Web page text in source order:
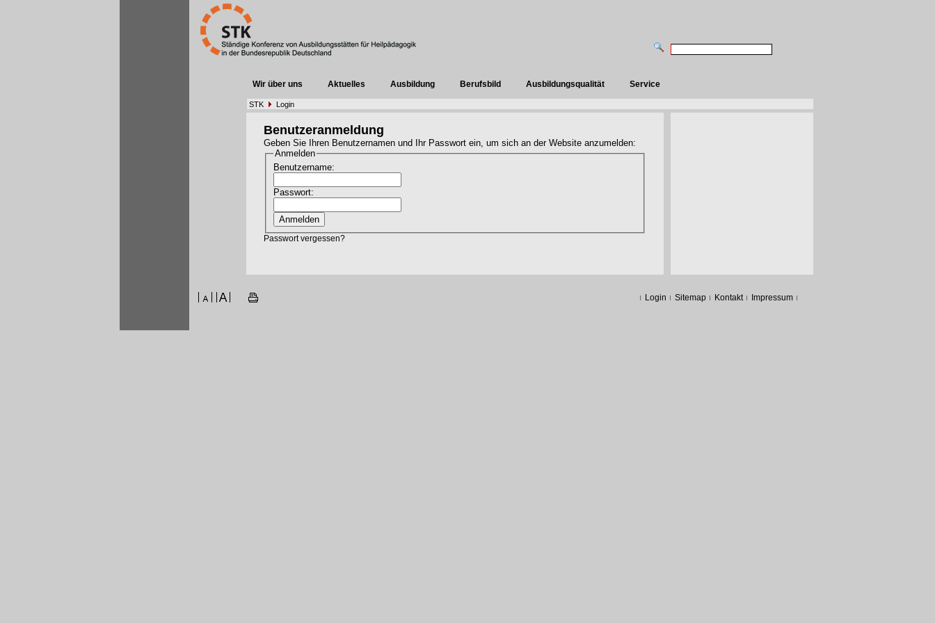
Wir über uns Aktuelles Ausbildung Berufsbild Ausbildungsqualität Service
STK Login
Benutzeranmeldung
Geben Sie Ihren Benutzernamen und Ihr Passwort ein, um sich an der Website anzumelden:
Anmelden
Benutzername:
Passwort:
Passwort vergessen?
Login Sitemap Kontakt Impressum